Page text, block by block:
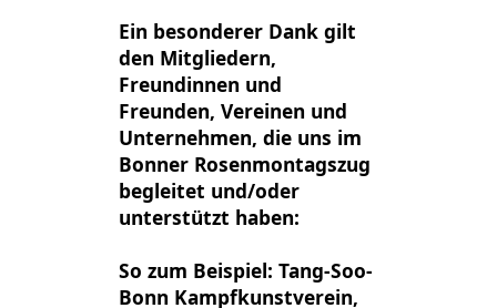
Ein besonderer Dank gilt
den Mitgliedern,
Freundinnen und
Freunden, Vereinen und
Unternehmen, die uns im
Bonner Rosenmontagszug
begleitet und/oder
unterstützt haben:
So zum Beispiel: Tang-Soo-
Bonn Kampfkunstverein,